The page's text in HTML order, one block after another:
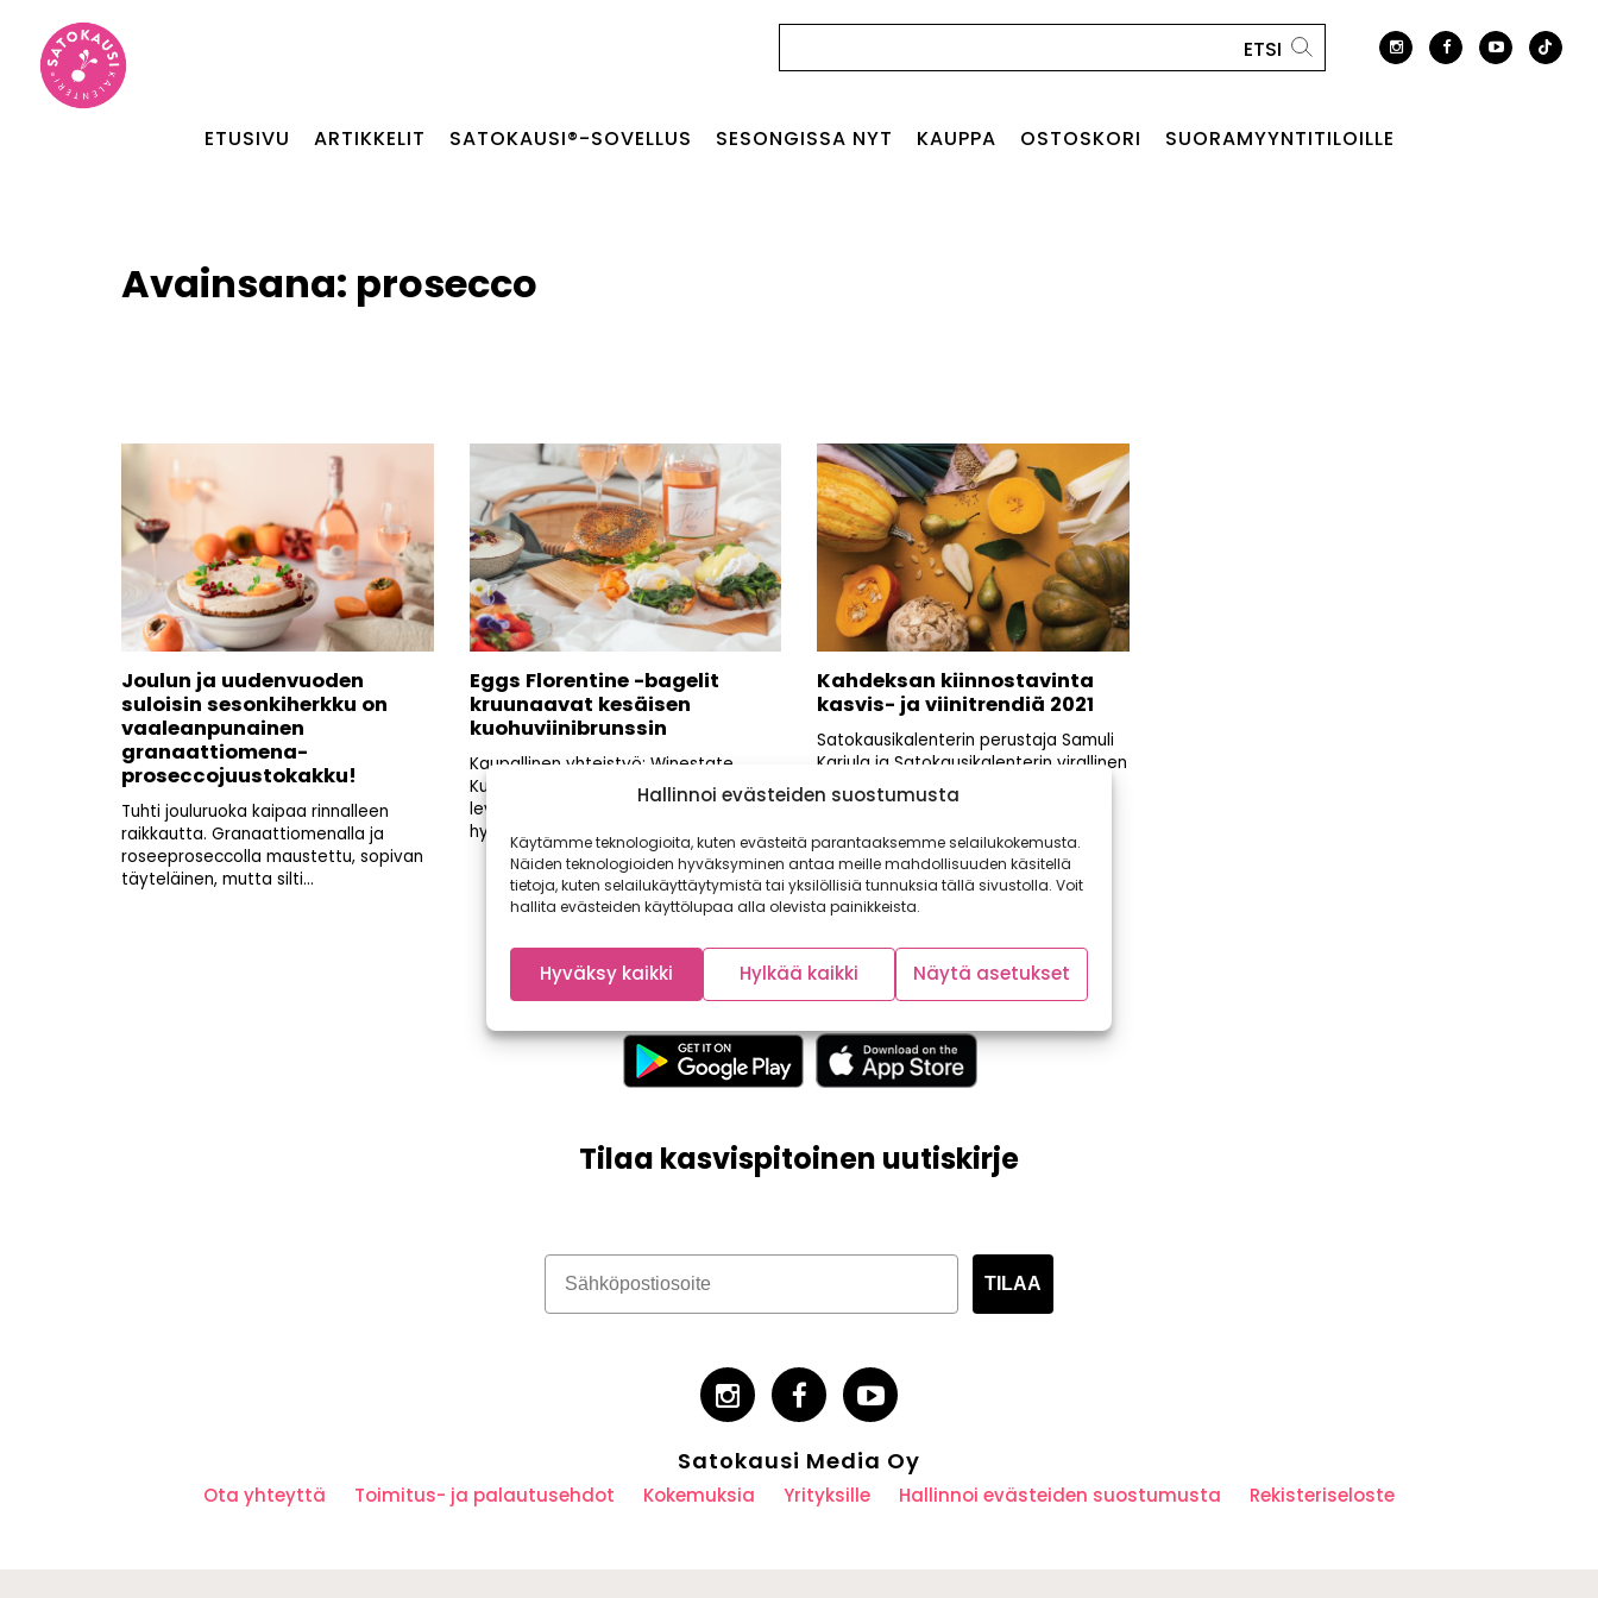
Hallinnoi evästeiden suostumusta
Käytämme teknologioita, kuten evästeitä parantaaksemme selailukokemusta.
Näiden teknologioiden hyväksyminen antaa meille mahdollisuuden käsitellä
tietoja, kuten selailukäyttäytymistä tai yksilöllisiä tunnuksia tällä sivustolla. Voit
hallita evästeiden käyttölupaa alla olevista painikkeista.
Hyväksy kaikki Hylkää kaikki Näytä asetukset
ETUSIVU ARTIKKELIT SATOKAUSI®-SOVELLUS SESONGISSA NYT KAUPPA OSTOSKORI SUORAMYYNTITILOILLE
Avainsana: prosecco
Joulun ja uudenvuoden
suloisin sesonkiherkku on
vaaleanpunainen
granaattiomena-
proseccojuustokakku!
Tuhti jouluruoka kaipaa rinnalleen
raikkautta. Granaattiomenalla ja
roseeproseccolla maustettu, sopivan
täyteläinen, mutta silti...
Eggs Florentine -bagelit
kruunaavat kesäisen
kuohuviinibrunssin
Kaupallinen yhteistyö: Winestate
Kuuma kesäpäivä, puiden varjoon
levitetty värikäs viltti, kori täynnä
hyvää...
Kahdeksan kiinnostavinta
kasvis- ja viinitrendiä 2021
Satokausikalenterin perustaja Samuli
Karjula ja Satokausikalenterin virallinen
viiniasiantuntija Master of Wine
Tuomas Meriluoto listasivat...
Tilaa kasvispitoinen uutiskirje
TILAA
Satokausi Media Oy
Ota yhteyttä Toimitus- ja palautusehdot Kokemuksia Yrityksille Hallinnoi evästeiden suostumusta Rekisteriseloste